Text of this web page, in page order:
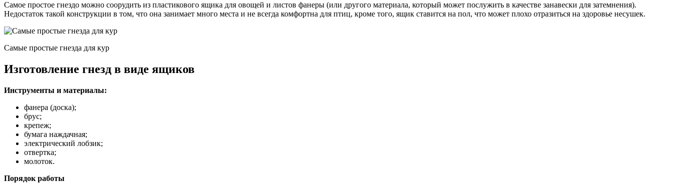
Cамое простое гнездо можно соорудить из пластикового ящика для овощей и листов фанеры (или другого материала, который может послужить в качестве занавески для затемнения).
Недостаток такой конструкции в том, что она занимает много места и не всегда комфортна для птиц, кроме того, ящик ставится на пол, что может плохо отразиться на здоровье несушек.
Самые простые гнезда для кур
Изготовление гнезд в виде ящиков
Инструменты и материалы:
фанера (доска);
брус;
крепеж;
бумага наждачная;
электрический лобзик;
отвертка;
молоток.
Порядок работы